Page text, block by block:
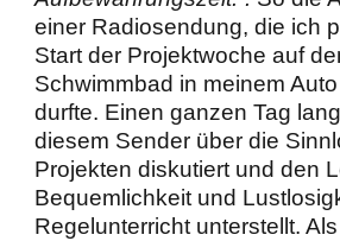
einer Radiosendung, die ich
Start der Projektwoche auf
Schwimmbad in meinem
durfte. Einen ganzen Tag
diesem Sender über die
Projekten diskutiert und den
Bequemlichkeit und
Regelunterricht unterstellt.